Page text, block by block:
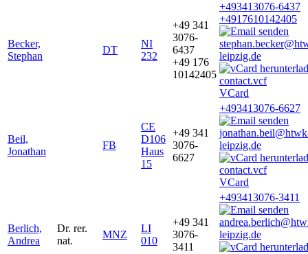
Becker,
Stephan
DT
NI
232
+49 341
3076-
6437
+49 176
10142405
+493413076-6437
+4917610142405
leipzig.de
VCard
Beil,
Jonathan
FB
CE
D106
Haus
15
+49 341
3076-
6627
+493413076-6627
leipzig.de
VCard
Berlich,
Andrea
Dr. rer.
nat.
MNZ
LI
010
+49 341
3076-
3411
+493413076-3411
leipzig.de